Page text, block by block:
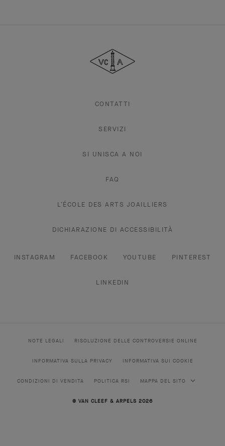
&
Arpels
CONTATTI
SERVIZI
SI UNISCA A NOI
FAQ
L’ÉCOLE DES ARTS JOAILLIERS
DICHIARAZIONE DI ACCESSIBILITÀ
INSTAGRAM FACEBOOK YOUTUBE PINTEREST
LINKEDIN
NOTE LEGALI RISOLUZIONE DELLE CONTROVERSIE ONLINE
INFORMATIVA SULLA PRIVACY INFORMATIVA SUI COOKIE
CONDIZIONI DI VENDITA POLITICA RSI MAPPA DEL SITO
© VAN CLEEF & ARPELS 2026